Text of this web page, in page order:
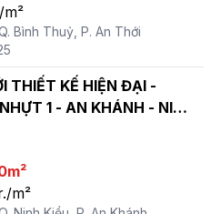
Bình Thuỷ, P. An Thới
THIẾT KẾ HIỆN ĐẠI -
1 - AN KHÁNH - NINH
m²